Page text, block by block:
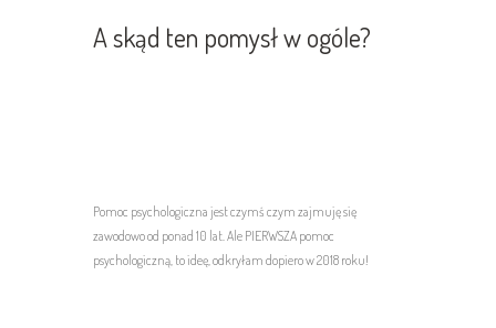
A skąd ten pomysł w ogóle?
Pomoc psychologiczna jest czymś czym zajmuję się
zawodowo od ponad 10 lat. Ale PIERWSZA pomoc
psychologiczną, to ideę, odkryłam dopiero w 2018 roku!